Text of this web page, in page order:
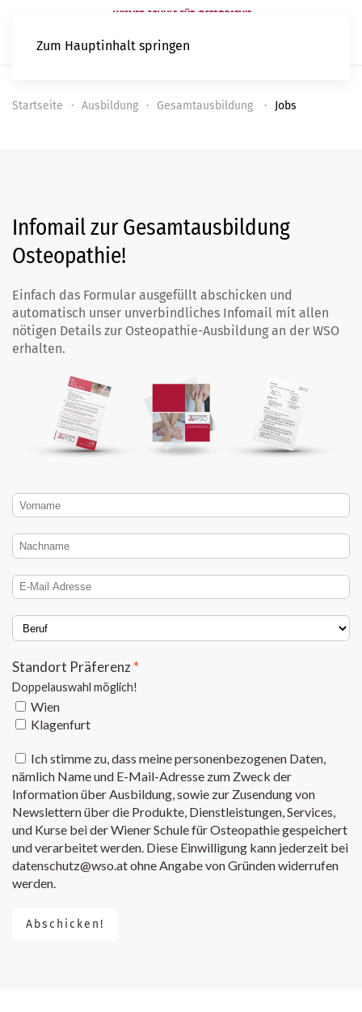
Zum Hauptinhalt springen
Startseite Ausbildung Gesamtausbildung Jobs
Infomail zur Gesamtausbildung
Osteopathie!
Einfach das Formular ausgefüllt abschicken und
automatisch unser unverbindliches Infomail mit allen
nötigen Details zur Osteopathie-Ausbildung an der WSO
erhalten.
Standort Präferenz
Doppelauswahl möglich!
Wien
Klagenfurt
Ich stimme zu, dass meine personenbezogenen Daten,
nämlich Name und E-Mail-Adresse zum Zweck der
Information über Ausbildung, sowie zur Zusendung von
Newslettern über die Produkte, Dienstleistungen, Services,
und Kurse bei der Wiener Schule für Osteopathie gespeichert
und verarbeitet werden. Diese Einwilligung kann jederzeit bei
datenschutz@wso.at ohne Angabe von Gründen widerrufen
werden.
Abschicken!